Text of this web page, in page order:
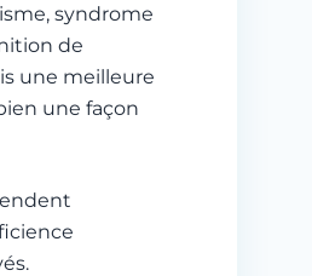
syndrome
de
une meilleure
une façon